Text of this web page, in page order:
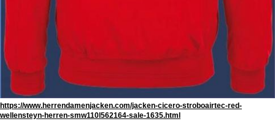
https://www.herrendamenjacken.com/jacken-cicero-stroboairtec-red-
wellensteyn-herren-smw110l562164-sale-1635.html